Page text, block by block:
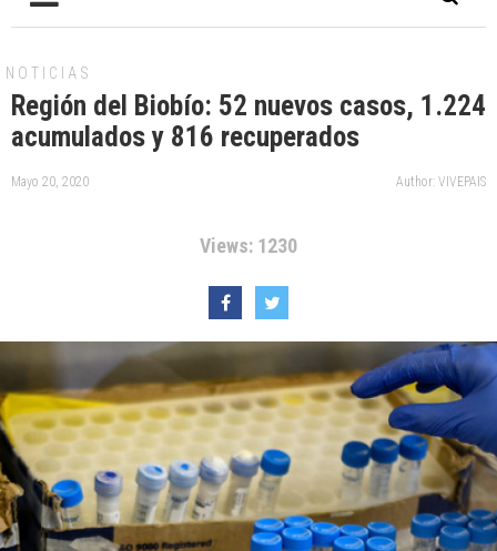
NOTICIAS
Región del Biobío: 52 nuevos casos, 1.224
acumulados y 816 recuperados
Mayo 20, 2020 Author: VIVEPAIS
Views: 1230